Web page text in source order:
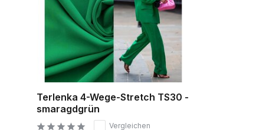
Terlenka 4-Wege-Stretch TS30 -
smaragdgrün
Vergleichen